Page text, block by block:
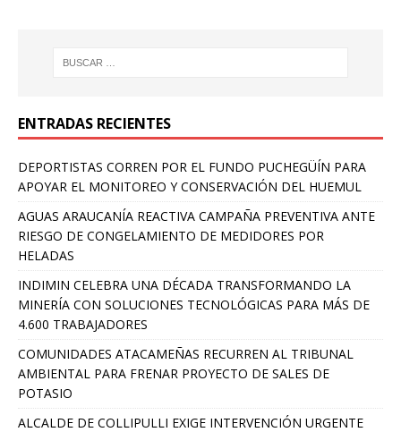
ENTRADAS RECIENTES
DEPORTISTAS CORREN POR EL FUNDO PUCHEGÜÍN PARA
APOYAR EL MONITOREO Y CONSERVACIÓN DEL HUEMUL
AGUAS ARAUCANÍA REACTIVA CAMPAÑA PREVENTIVA ANTE
RIESGO DE CONGELAMIENTO DE MEDIDORES POR
HELADAS
INDIMIN CELEBRA UNA DÉCADA TRANSFORMANDO LA
MINERÍA CON SOLUCIONES TECNOLÓGICAS PARA MÁS DE
4.600 TRABAJADORES
COMUNIDADES ATACAMEÑAS RECURREN AL TRIBUNAL
AMBIENTAL PARA FRENAR PROYECTO DE SALES DE
POTASIO
ALCALDE DE COLLIPULLI EXIGE INTERVENCIÓN URGENTE